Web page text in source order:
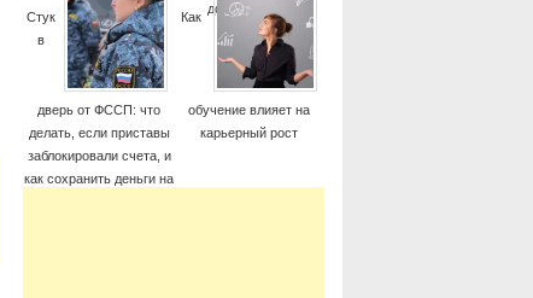
момента
дорогие часы
Стук
в
дверь от ФССП: что
делать, если приставы
заблокировали счета, и
как сохранить деньги на
Как
обучение влияет на
карьерный рост